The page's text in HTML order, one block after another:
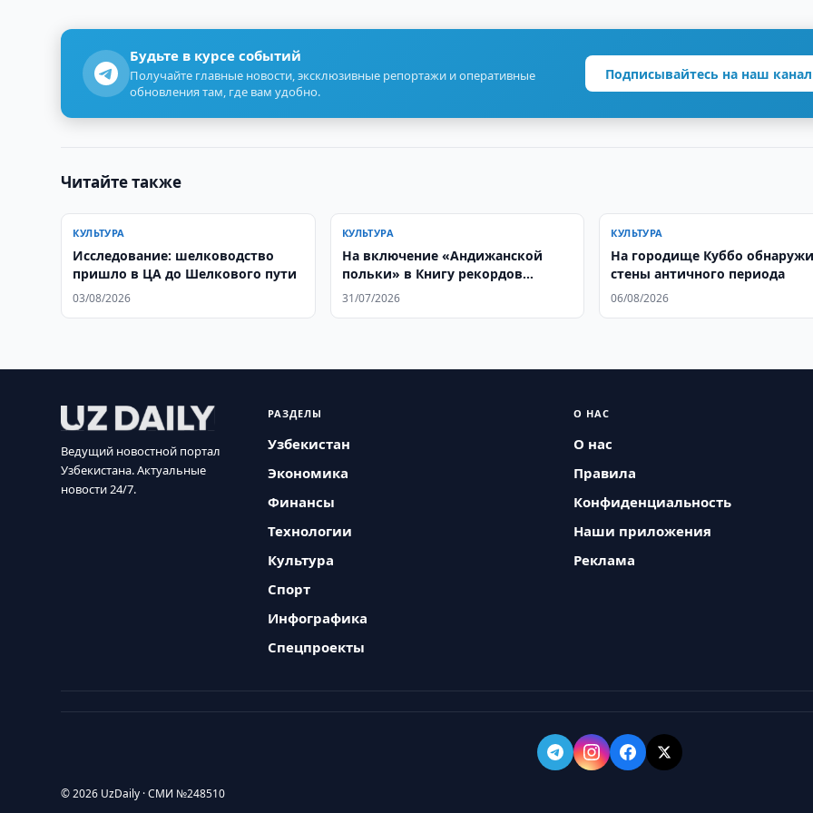
Будьте в курсе событий
Получайте главные новости, эксклюзивные репортажи и оперативные
обновления там, где вам удобно.
Подписывайтесь на наш канал
Читайте также
КУЛЬТУРА
Исследование: шелководство
пришло в ЦА до Шелкового пути
03/08/2026
КУЛЬТУРА
На включение «Андижанской
польки» в Книгу рекордов
Гиннесса выделили 730 млн.
31/07/2026
КУЛЬТУРА
На городище Куббо
стены античного периода
06/08/2026
Ведущий новостной портал
Узбекистана. Актуальные
новости 24/7.
РАЗДЕЛЫ
Узбекистан
Экономика
Финансы
Технологии
Культура
Спорт
Инфографика
Спецпроекты
О НАС
О нас
Правила
Конфиденциальность
Наши приложения
Реклама
© 2026 UzDaily · СМИ №248510